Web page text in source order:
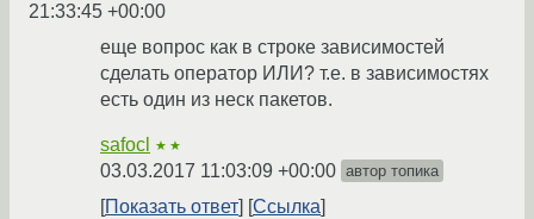
21:33:45 +00:00
еще вопрос как в строке зависимостей
сделать оператор ИЛИ? т.е. в зависимостях
есть один из неск пакетов.
safocl ★★
03.03.2017 11:03:09 +00:00 автор топика
Показать ответ Ссылка